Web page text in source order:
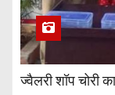
ज्वैलरी शॉप चोरी